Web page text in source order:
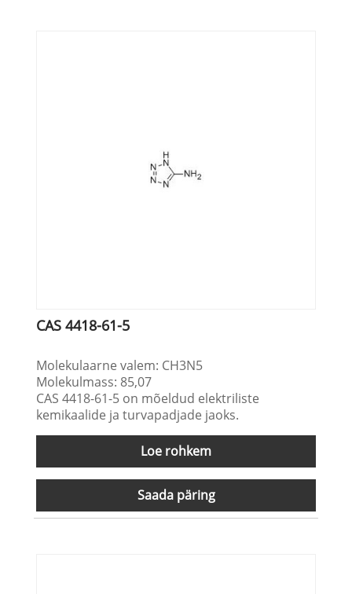
CAS 4418-61-5
Molekulaarne valem: CH3N5
Molekulmass: 85,07
CAS 4418-61-5 on mõeldud elektriliste
kemikaalide ja turvapadjade jaoks.
Loe rohkem
Saada päring